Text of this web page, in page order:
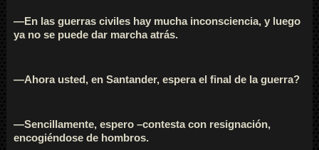
—En las guerras civiles hay mucha inconsciencia, y luego
ya no se puede dar marcha atrás.
—Ahora usted, en Santander, espera el final de la guerra?
—Sencillamente, espero –contesta con resignación,
encogiéndose de hombros.